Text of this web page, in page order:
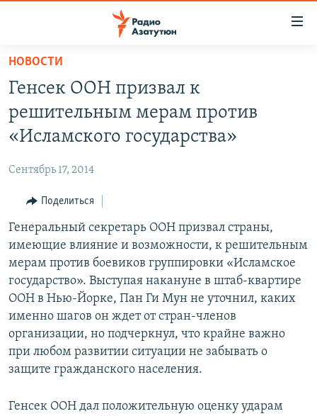
Перейти
основному
содержанию
Перейти
основной
навигации
Перейти
поиску
ПОЛИТИКА
ЭКОНОМИКА
РЕГИОН
НАГОРНЫЙ КАРАБАХ
КУЛЬТУРА
СПОРТ
АРХИВ
Հայերեն
English
НОВОСТИ
Генсек ООН призвал к
решительным мерам против
«Исламского государства»
Сентябрь 17, 2014
Поделиться
Генеральный секретарь ООН призвал страны,
имеющие влияние и возможности, к решительным
мерам против боевиков группировки «Исламское
государство». Выступая накануне в штаб-квартире
ООН в Нью-Йорке, Пан Ги Мун не уточнил, каких
именно шагов он ждет от стран-членов
организации, но подчеркнул, что крайне важно
при любом развитии ситуации не забывать о
защите гражданского населения.
Генсек ООН дал положительную оценку ударам